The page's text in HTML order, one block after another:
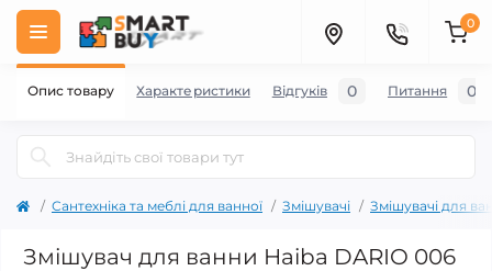
0
Сантехніка та меблі для ванної Змішувачі Змішувачі для
Змішувач для ванни Haiba DARIO 006
Опис товару Характеристики Відгуків 0 Питання 0